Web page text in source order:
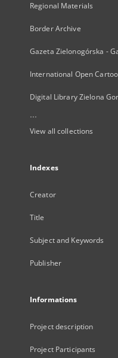
Regional Materials
Border Archive
Gazeta Zielonogórska -
International Open
Digital Library Zielona
...
View all collections
Indexes
Creator
Title
Subject and Keywords
Publisher
Informations
Project description
Project Participants